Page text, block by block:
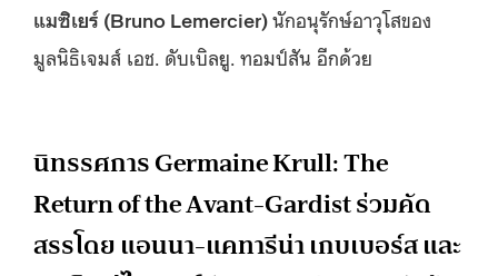
แมซิเยร์ (Bruno Lemercier)นักอนุรักษ์อาวุโสของ
มูลนิธิเจมส์ เอช. ดับเบิลยู. ทอมป์สัน อีกด้วย
นิทรรศการ Germaine Krull: The
Return of the Avant-Gardist ร่วมคัด
สรรโดย แอนนา-แคทารีน่า เกบเบอร์ส และ